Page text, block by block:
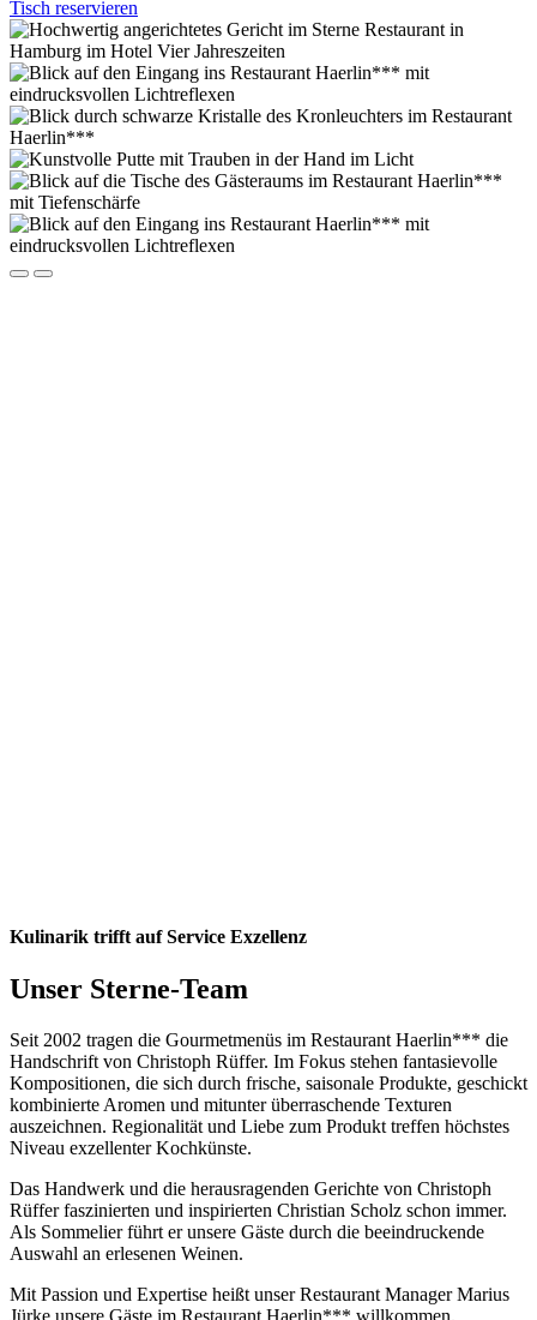
Tisch reservieren
Kulinarik trifft auf Service Exzellenz
Unser Sterne-Team
Seit 2002 tragen die Gourmetmenüs im Restaurant Haerlin*** die
Handschrift von Christoph Rüffer. Im Fokus stehen fantasievolle
Kompositionen, die sich durch frische, saisonale Produkte, geschickt
kombinierte Aromen und mitunter überraschende Texturen
auszeichnen. Regionalität und Liebe zum Produkt treffen höchstes
Niveau exzellenter Kochkünste.
Das Handwerk und die herausragenden Gerichte von Christoph
Rüffer faszinierten und inspirierten Christian Scholz schon immer.
Als Sommelier führt er unsere Gäste durch die beeindruckende
Auswahl an erlesenen Weinen.
Mit Passion und Expertise heißt unser Restaurant Manager Marius
Jürke unsere Gäste im Restaurant Haerlin*** willkommen.